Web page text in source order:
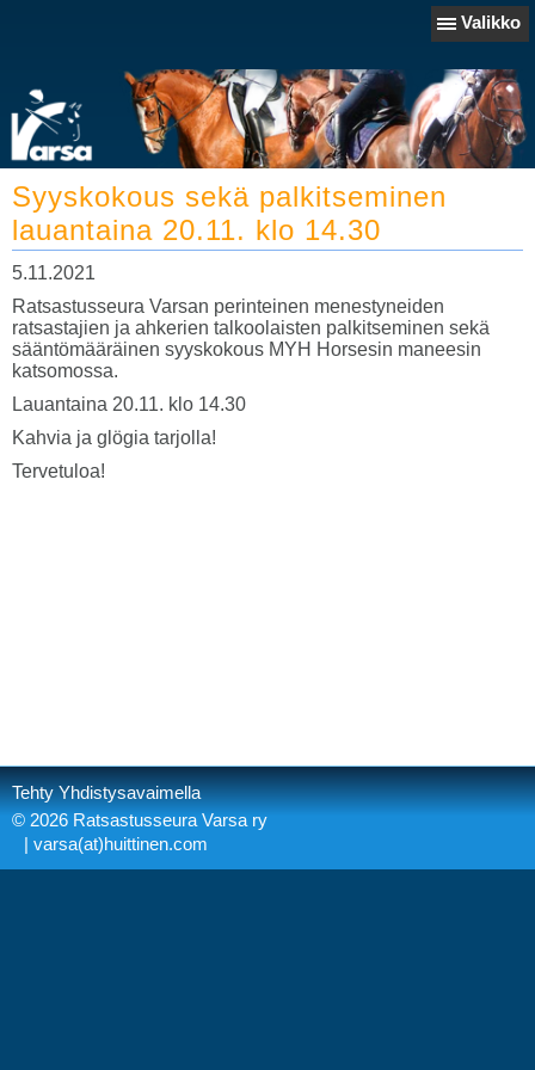
Valikko
Syyskokous sekä palkitseminen
lauantaina 20.11. klo 14.30
5.11.2021
Ratsastusseura Varsan perinteinen menestyneiden
ratsastajien ja ahkerien talkoolaisten palkitseminen sekä
sääntömääräinen syyskokous MYH Horsesin maneesin
katsomossa.
Lauantaina 20.11. klo 14.30
Kahvia ja glögia tarjolla!
Tervetuloa!
Tehty Yhdistysavaimella
© 2026 Ratsastusseura Varsa ry
| varsa(at)huittinen.com